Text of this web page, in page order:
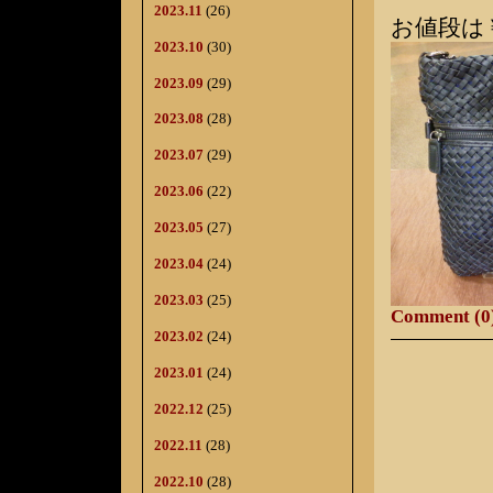
2023.11 (26)
2023.10 (30)
2023.09 (29)
2023.08 (28)
2023.07 (29)
2023.06 (22)
2023.05 (27)
2023.04 (24)
2023.03 (25)
2023.02 (24)
2023.01 (24)
2022.12 (25)
2022.11 (28)
2022.10 (28)
お値段は
Comment